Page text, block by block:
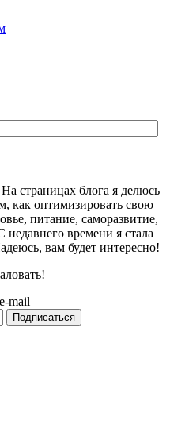
страницах блога я делюсь
как оптимизировать свою
питание, саморазвитие,
времени я стала
вам будет интересно!
mail